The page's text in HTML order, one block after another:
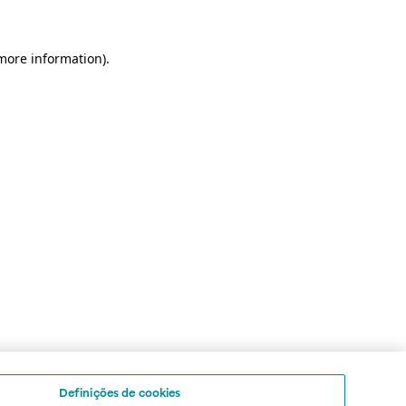
information).
Definições de cookies